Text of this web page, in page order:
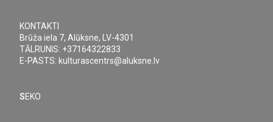
KONTAKTI
Brūža iela 7, Alūksne, LV-4301
TĀLRUNIS: +37164322833
E-PASTS: kulturascentrs@aluksne.lv
SEKO